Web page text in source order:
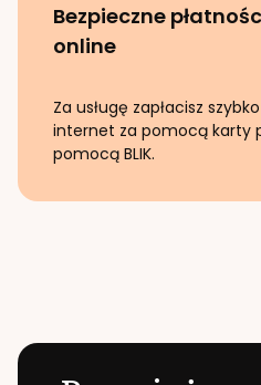
Bezpieczne
online
Za usługę zapłacisz
internet za pomocą karty
pomocą BLIK.